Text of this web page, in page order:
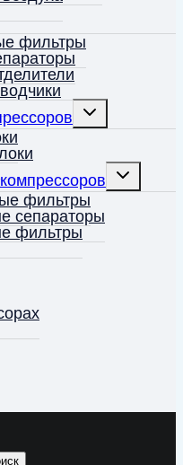
фильтры
Переключить
дочернее
меню
Переключить
дочернее
меню
фильтры
сепараторы
фильтры